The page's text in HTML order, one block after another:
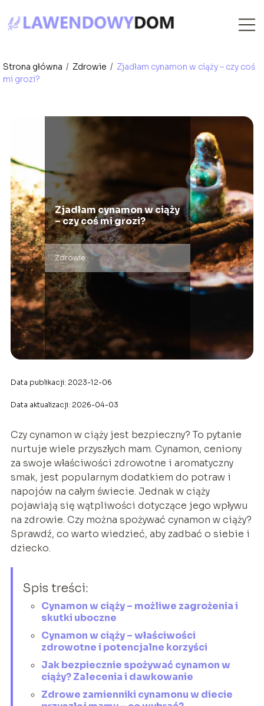
Strona główna / Zdrowie / Zjadłam cynamon w ciąży – czy coś
mi grozi?
Zjadłam cynamon w ciąży
– czy coś mi grozi?
Zdrowie
Data publikacji: 2023-12-06
Data aktualizacji: 2026-04-03
Czy cynamon w ciąży jest bezpieczny? To pytanie
nurtuje wiele przyszłych mam. Cynamon, ceniony
za swoje właściwości zdrowotne i aromatyczny
smak, jest popularnym dodatkiem do potraw i
napojów na całym świecie. Jednak w ciąży
pojawiają się wątpliwości dotyczące jego wpływu
na zdrowie. Czy można spożywać cynamon w ciąży?
Sprawdź, co warto wiedzieć, aby zadbać o siebie i
dziecko.
Spis treści:
Cynamon w ciąży – możliwe zagrożenia i
skutki uboczne
Cynamon w ciąży – właściwości
zdrowotne i potencjalne korzyści
Jak bezpiecznie spożywać cynamon w
ciąży? Zalecenia i dawkowanie
Zdrowe zamienniki cynamonu w diecie